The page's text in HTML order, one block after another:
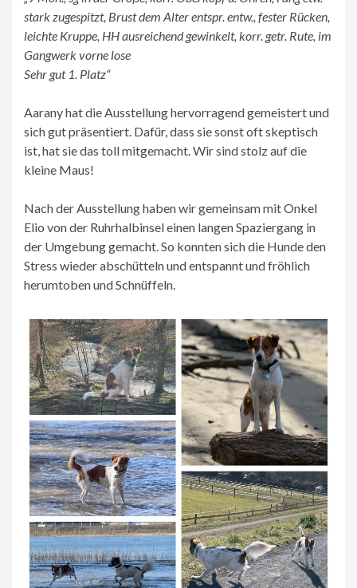
stark zugespitzt, Brust dem Alter entspr. entw., fester Rücken,
leichte Kruppe, HH ausreichend gewinkelt, korr. getr. Rute, im
Gangwerk vorne lose
Sehr gut 1. Platz“
Aarany hat die Ausstellung hervorragend gemeistert und
sich gut präsentiert. Dafür, dass sie sonst oft skeptisch
ist, hat sie das toll mitgemacht. Wir sind stolz auf die
kleine Maus!
Nach der Ausstellung haben wir gemeinsam mit Onkel
Elio von der Ruhrhalbinsel einen langen Spaziergang in
der Umgebung gemacht. So konnten sich die Hunde den
Stress wieder abschütteln und entspannt und fröhlich
herumtoben und Schnüffeln.